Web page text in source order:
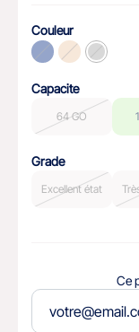
Couleur
Capacite
64 GO
Grade
Excellent état
Ce